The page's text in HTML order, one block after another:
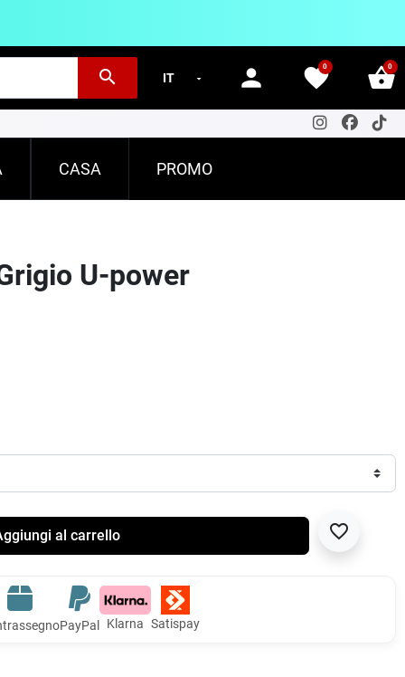
search person favorite
0 shopping_basket
0
CASA PROMO
U-power
al carrello favorite_border
PayPal Klarna Satispay